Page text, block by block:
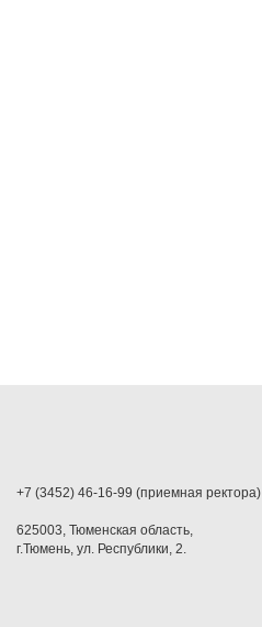
+7 (3452) 46-16-99 (приемная ректора)
625003, Тюменская область,
г.Тюмень, ул. Республики, 2.